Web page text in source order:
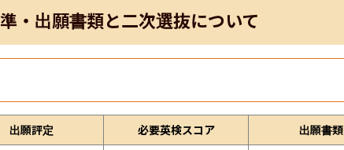
・出願書類と二次選抜について
出願評定 必要英検スコア 出願書類